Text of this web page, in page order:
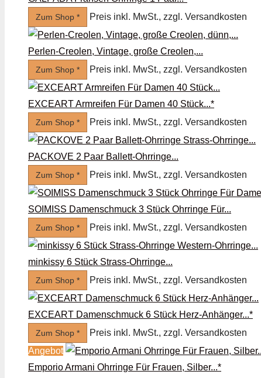
Zum Shop * Preis inkl. MwSt., zzgl. Versandkosten
Perlen-Creolen, Vintage, große Creolen,...
Zum Shop * Preis inkl. MwSt., zzgl. Versandkosten
EXCEART Armreifen Für Damen 40 Stück...*
Zum Shop * Preis inkl. MwSt., zzgl. Versandkosten
PACKOVE 2 Paar Ballett-Ohrringe...
Zum Shop * Preis inkl. MwSt., zzgl. Versandkosten
SOIMISS Damenschmuck 3 Stück Ohrringe Für...
Zum Shop * Preis inkl. MwSt., zzgl. Versandkosten
minkissy 6 Stück Strass-Ohrringe...
Zum Shop * Preis inkl. MwSt., zzgl. Versandkosten
EXCEART Damenschmuck 6 Stück Herz-Anhänger...*
Zum Shop *
Preis inkl. MwSt., zzgl. Versandkosten
Angebot
Emporio Armani Ohrringe Für Frauen, Silber...*